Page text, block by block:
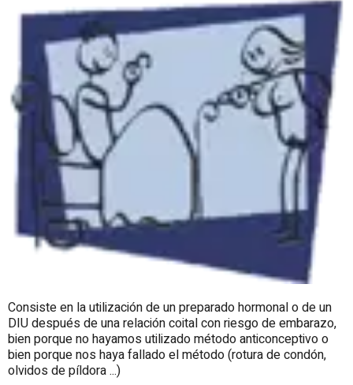
Consiste en la utilización de un preparado hormonal o de un
DIU después de una relación coital con riesgo de embarazo,
bien porque no hayamos utilizado método anticonceptivo o
bien porque nos haya fallado el método (rotura de condón,
olvidos de píldora ...)